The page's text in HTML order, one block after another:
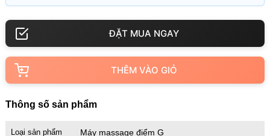
THÊM VÀO GIỎ
Thông số sản phẩm
Loại sản phẩm Máy massage điểm G